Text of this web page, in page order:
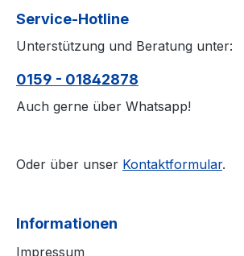
Service-Hotline
Unterstützung und Beratung unter:
0159 - 01842878
Auch gerne über Whatsapp!
Oder über unser Kontaktformular.
Informationen
Impressum